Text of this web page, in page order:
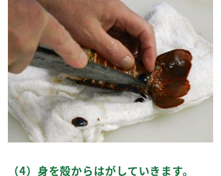
（4）身を殻からはがしていきます。